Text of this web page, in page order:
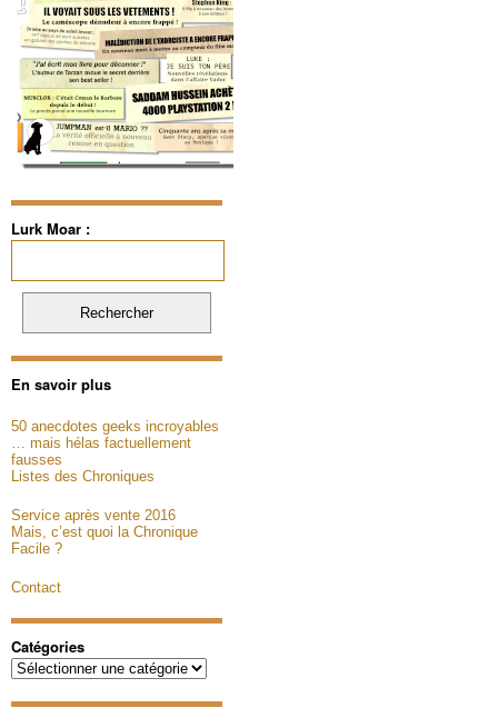
Lurk Moar :
En savoir plus
50 anecdotes geeks incroyables
… mais hélas factuellement
fausses
Listes des Chroniques
Service après vente 2016
Mais, c’est quoi la Chronique
Facile ?
Contact
Catégories
Catégories